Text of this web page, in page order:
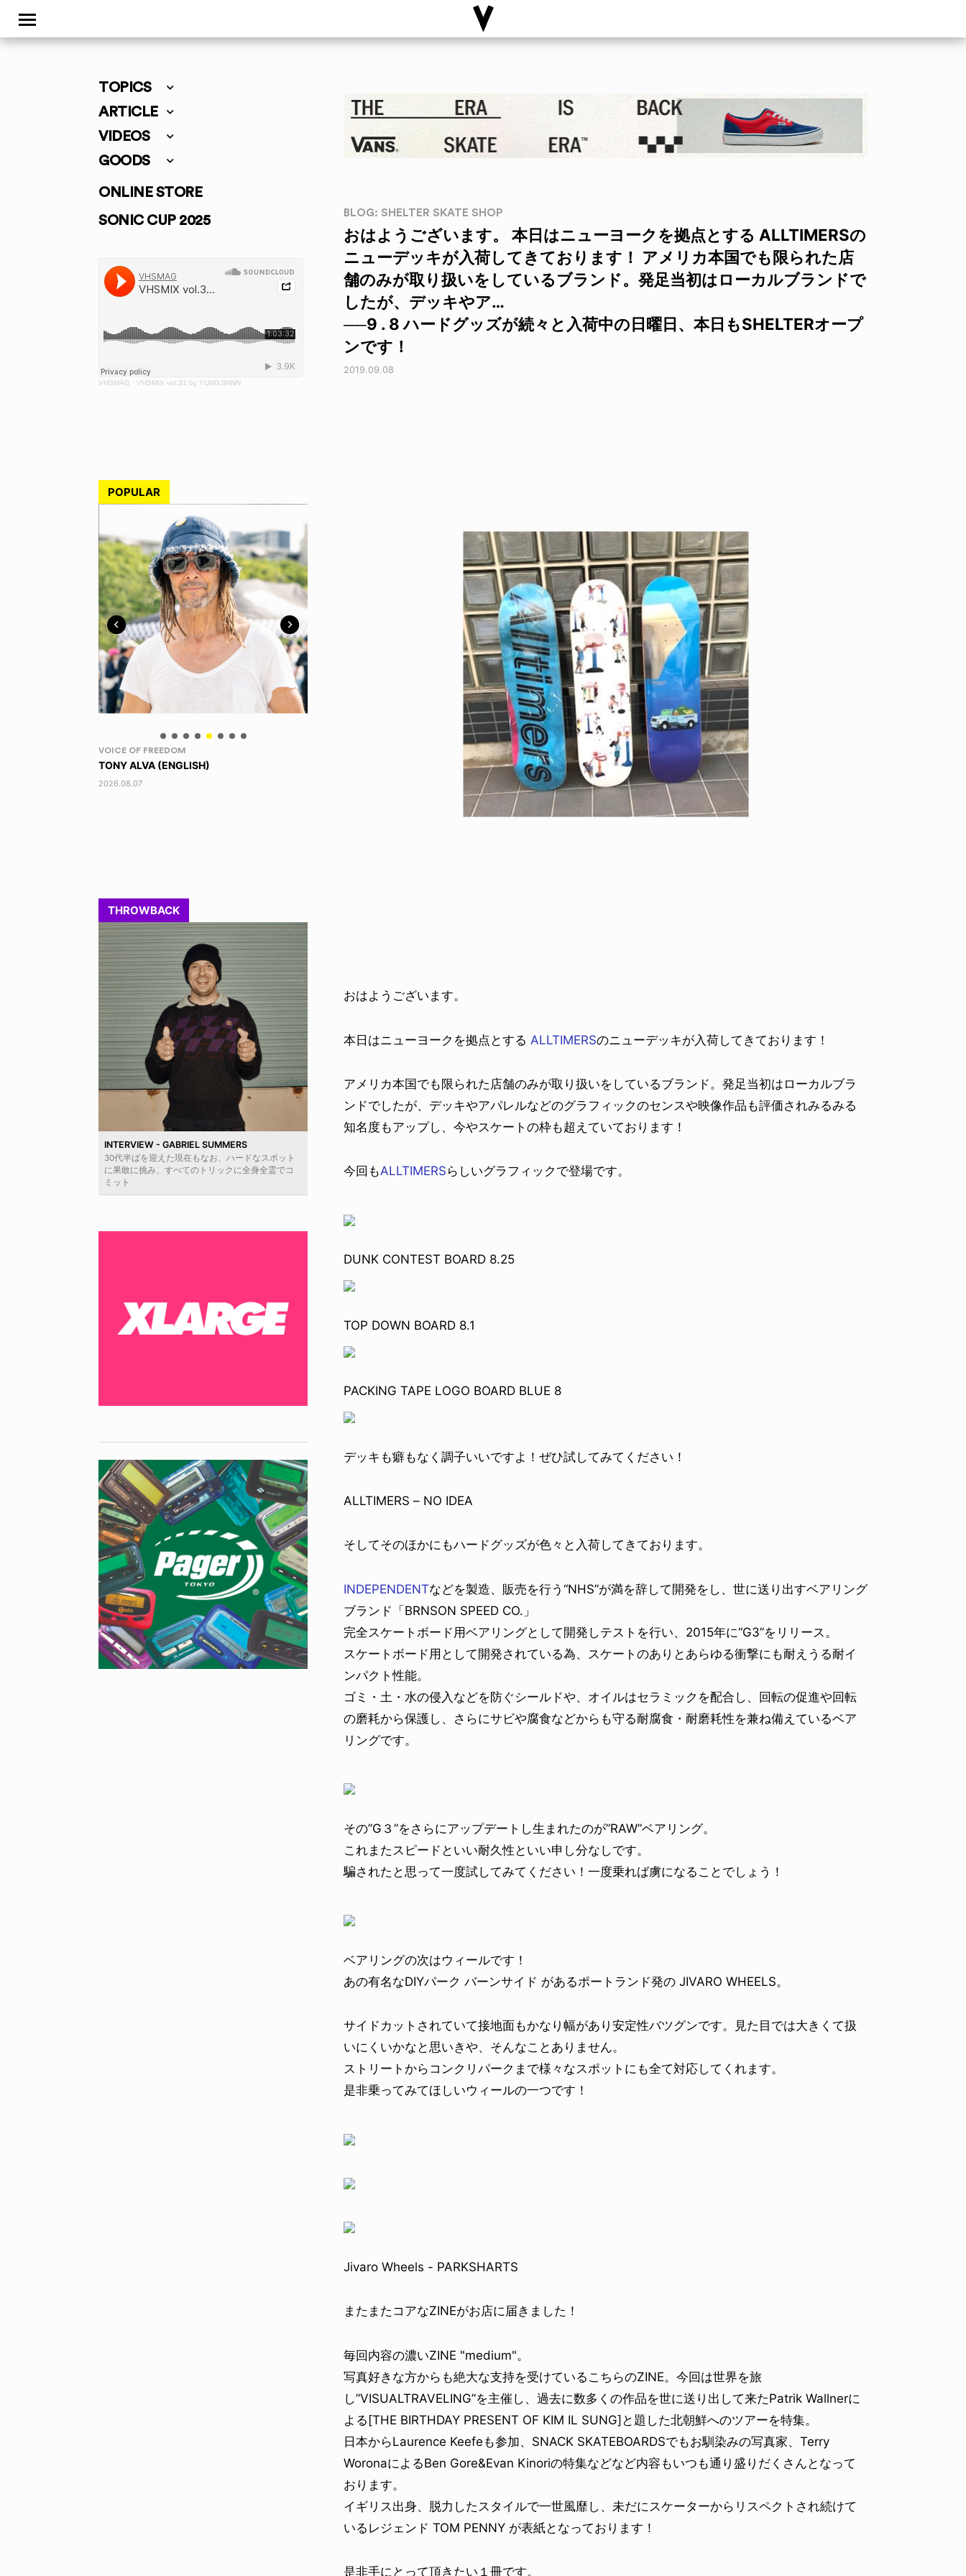
TOPICS
ARTICLE
VIDEOS
GOODS
ONLINE STORE
SONIC CUP 2025
VHSMAG · VHSMIX vol.31 by YUNGJINNN
POPULAR
IPPON!
SATORU TAKAHASHI / 高橋 悟
2022.08.11
VOICE OF FREEDOM
GABRIEL SUMMERS / ゲイブリエル・サマー
ズ
2026.03.26
BLOG: HIROYUKI MATSUO
昨日から入院生活
2011.05.17
THROWBACK
INTERVIEW - GABRIEL SUMMERS
30代半ばを迎えた現在もなお、ハードなスポット
に果敢に挑み、すべてのトリックに全身全霊でコ
ミット
BLOG: SHELTER SKATE SHOP
おはようございます。 本日はニューヨークを拠点とする ALLTIMERSの
ニューデッキが入荷してきております！ アメリカ本国でも限られた店
舗のみが取り扱いをしているブランド。発足当初はローカルブランドで
したが、デッキやア…
──9 . 8 ハードグッズが続々と入荷中の日曜日、本日もSHELTERオープ
ンです！
2019.09.08
おはようございます。
本日はニューヨークを拠点とする ALLTIMERSのニューデッキが入荷してきております！
アメリカ本国でも限られた店舗のみが取り扱いをしているブランド。発足当初はローカルブラ
ンドでしたが、デッキやアパレルなどのグラフィックのセンスや映像作品も評価されみるみる
知名度もアップし、今やスケートの枠も超えていております！
今回もALLTIMERS らしいグラフィックで登場です。
DUNK CONTEST BOARD 8.25
TOP DOWN BOARD 8.1
PACKING TAPE LOGO BOARD BLUE 8
デッキも癖もなく調子いいですよ！ぜひ試してみてください！
ALLTIMERS – NO IDEA
そしてそのほかにもハードグッズが色々と入荷してきております。
INDEPENDENTなどを製造、販売を行う“NHS”が満を辞して開発をし、世に送り出すベアリング
ブランド「BRNSON SPEED CO.」
完全スケートボード用ベアリングとして開発しテストを行い、2015年に“G3”をリリース。
スケートボード用として開発されている為、スケートのありとあらゆる衝撃にも耐えうる耐イ
ンパクト性能。
ゴミ・土・水の侵入などを防ぐシールドや、オイルはセラミックを配合し、回転の促進や回転
の磨耗から保護し、さらにサビや腐食などからも守る耐腐食・耐磨耗性を兼ね備えているベア
リングです。
その”G３”をさらにアップデートし生まれたのが”RAW”ベアリング。
これまたスピードといい耐久性といい申し分なしです。
騙されたと思って一度試してみてください！一度乗れば虜になることでしょう！
ベアリングの次はウィールです！
あの有名なDIYパーク バーンサイド があるポートランド発の JIVARO WHEELS。
サイドカットされていて接地面もかなり幅があり安定性バツグンです。見た目では大きくて扱
いにくいかなと思いきや、そんなことありません。
ストリートからコンクリパークまで様々なスポットにも全て対応してくれます。
是非乗ってみてほしいウィールの一つです！
Jivaro Wheels - PARKSHARTS
またまたコアなZINEがお店に届きました！
毎回内容の濃いZINE "medium"。
写真好きな方からも絶大な支持を受けているこちらのZINE。今回は世界を旅
し”VISUALTRAVELING”を主催し、過去に数多くの作品を世に送り出して来たPatrik Wallnerに
よる[THE BIRTHDAY PRESENT OF KIM IL SUNG]と題した北朝鮮へのツアーを特集。
日本からLaurence Keefeも参加、SNACK SKATEBOARDSでもお馴染みの写真家、Terry
WoronaによるBen Gore&Evan Kinoriの特集などなど内容もいつも通り盛りだくさんとなって
おります。
イギリス出身、脱力したスタイルで一世風靡し、未だにスケーターからリスペクトされ続けて
いるレジェンド TOM PENNY が表紙となっております！
是非手にとって頂きたい１冊です。